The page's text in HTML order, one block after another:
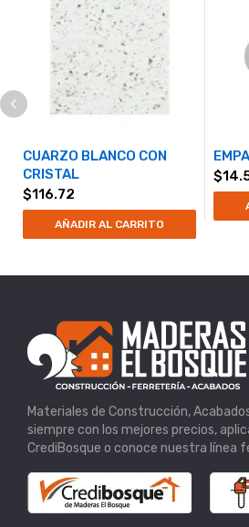
CUARZO BLANCO CON
CRISTAL
$116.72
AÑADIR AL CARRITO
$
Materiales de Construcción,
siempre con los mejores precios,
CrediBosque o conoce nuestra línea